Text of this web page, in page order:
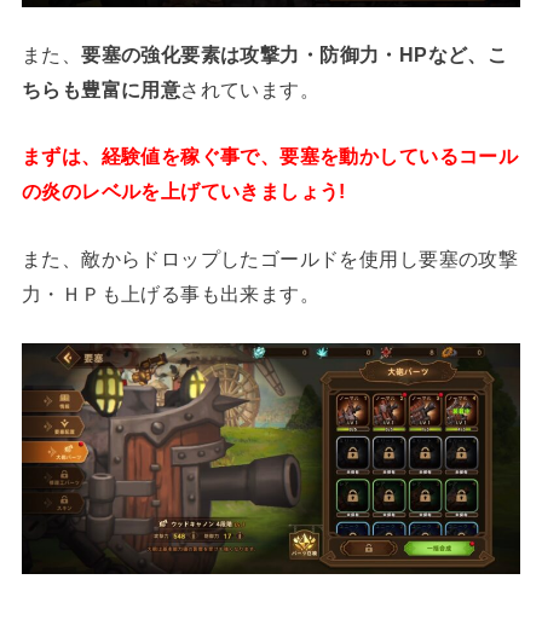
また、要塞の強化要素は攻撃力・防御力・HPなど、こ
ちらも豊富に用意されています。
まずは、経験値を稼ぐ事で、要塞を動かしているコール
の炎のレベルを上げていきましょう!
また、敵からドロップしたゴールドを使用し要塞の攻撃
力・ＨＰも上げる事も出来ます。